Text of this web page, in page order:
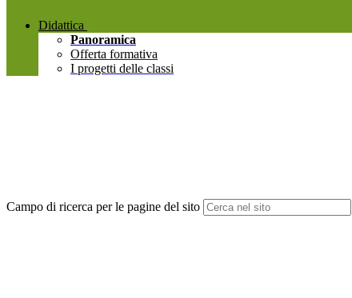
Didattica
Panoramica
Offerta formativa
I progetti delle classi
Campo di ricerca per le pagine del sito